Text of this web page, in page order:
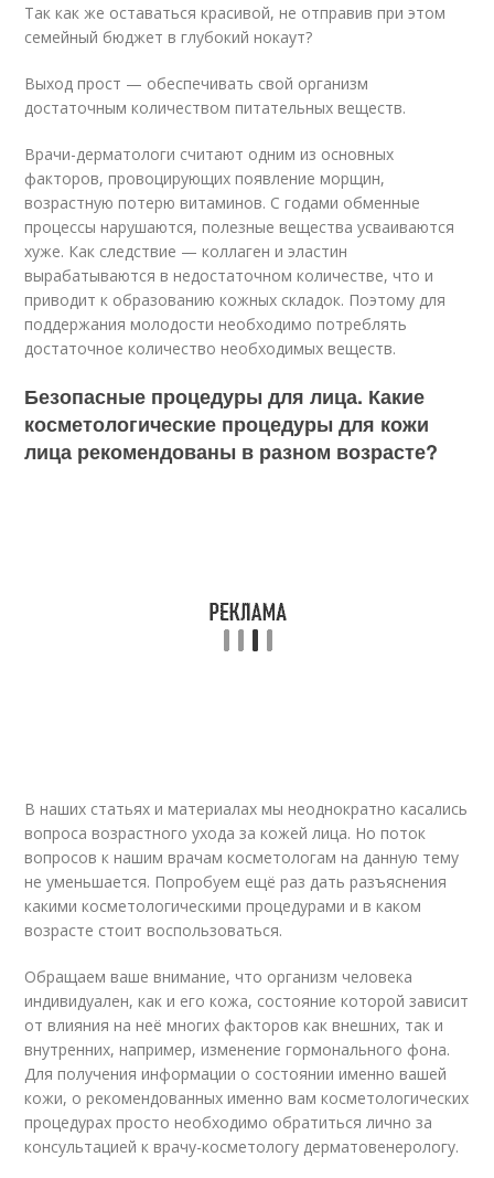
Так как же оставаться красивой, не отправив при этом
семейный бюджет в глубокий нокаут?
Выход прост — обеспечивать свой организм
достаточным количеством питательных веществ.
Врачи-дерматологи считают одним из основных
факторов, провоцирующих появление морщин,
возрастную потерю витаминов. С годами обменные
процессы нарушаются, полезные вещества усваиваются
хуже. Как следствие — коллаген и эластин
вырабатываются в недостаточном количестве, что и
приводит к образованию кожных складок. Поэтому для
поддержания молодости необходимо потреблять
достаточное количество необходимых веществ.
Безопасные процедуры для лица. Какие
косметологические процедуры для кожи
лица рекомендованы в разном возрасте?
В наших статьях и материалах мы неоднократно касались
вопроса возрастного ухода за кожей лица. Но поток
вопросов к нашим врачам косметологам на данную тему
не уменьшается. Попробуем ещё раз дать разъяснения
какими косметологическими процедурами и в каком
возрасте стоит воспользоваться.
Обращаем ваше внимание, что организм человека
индивидуален, как и его кожа, состояние которой зависит
от влияния на неё многих факторов как внешних, так и
внутренних, например, изменение гормонального фона.
Для получения информации о состоянии именно вашей
кожи, о рекомендованных именно вам косметологических
процедурах просто необходимо обратиться лично за
консультацией к врачу-косметологу дерматовенерологу.